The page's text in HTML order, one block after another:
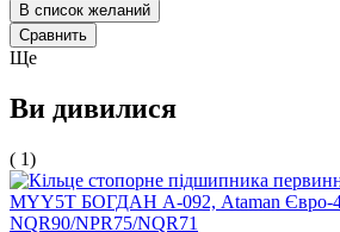
В список желаний
Сравнить
Ще
Ви дивилися
( 1)